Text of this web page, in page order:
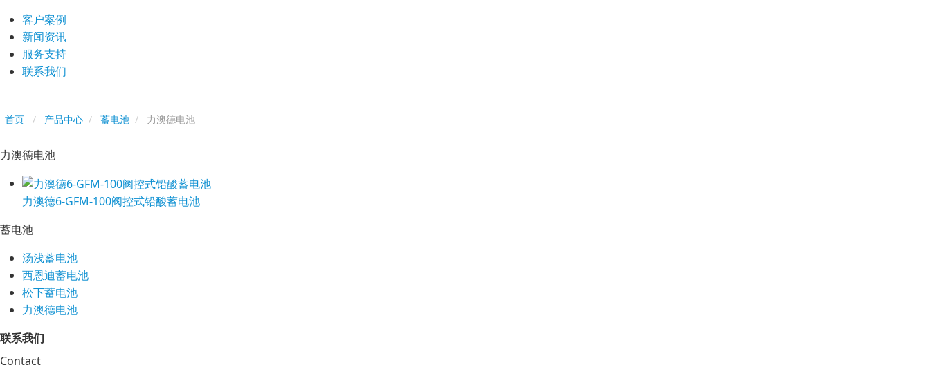
客户案例
新闻资讯
服务支持
联系我们
首页 产品中心 蓄电池 力澳德电池
力澳德电池
力澳德6-GFM-100阀控式铅酸蓄电池
蓄电池
汤浅蓄电池
西恩迪蓄电池
松下蓄电池
力澳德电池
联系我们
Contact